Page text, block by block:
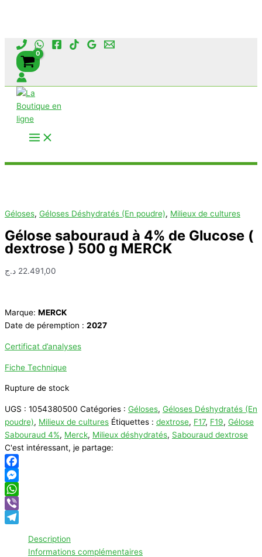
Aller
contenu
Géloses, Géloses Déshydratés (En poudre), Milieux de cultures
Gélose sabouraud à 4% de Glucose (
dextrose ) 500 g MERCK
22.491,00 د.ج
Marque: MERCK
Date de péremption : 2027
Certificat d’analyses
Fiche Technique
Rupture de stock
UGS : 1054380500 Catégories : Géloses, Géloses Déshydratés (En
poudre), Milieux de cultures Étiquettes : dextrose, F17, F19, Gélose
Sabouraud 4%, Merck, Milieux déshydratés, Sabouraud dextrose
C'est intéressant, je partage:
Facebook
Messenger
WhatsApp
Viber
Description
Informations complémentaires